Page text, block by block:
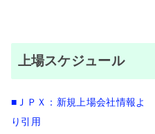
上場スケジュール
■ＪＰＸ：新規上場会社情報よ
り引用